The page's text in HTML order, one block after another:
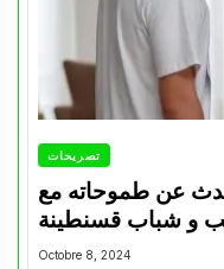
تصريحات
عن طموحاته مع
و شباب قسنطينة
Octobre 8, 2024